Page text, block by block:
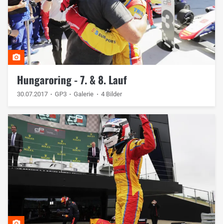
Hungaroring - 7. & 8. Lauf
30.07.2017 GP3 Galerie 4 Bilder